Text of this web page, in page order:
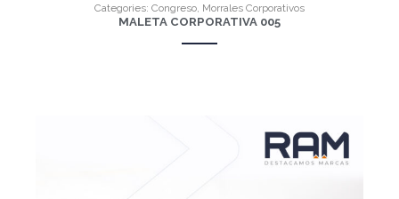
Categories: Congreso, Morrales Corporativos
MALETA CORPORATIVA 005